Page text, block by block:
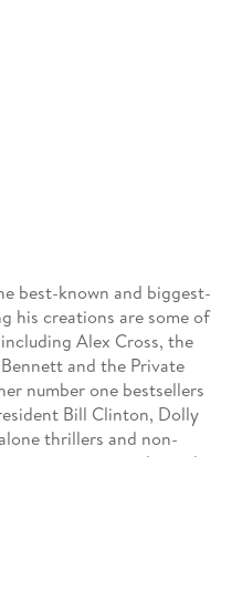
best-known and biggest-
his creations are some of
Alex Cross, the
and the Private
number one bestsellers
Bill Clinton, Dolly
thrillers and non-
in grants to independent